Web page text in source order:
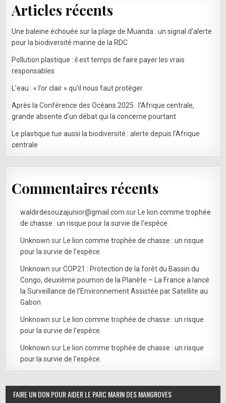
Articles récents
Une baleine échouée sur la plage de Muanda : un signal d’alerte
pour la biodiversité marine de la RDC
Pollution plastique : il est temps de faire payer les vrais
responsables
L’eau : « l’or clair » qu’il nous faut protéger
Après la Conférence des Océans 2025 : l’Afrique centrale,
grande absente d’un débat qui la concerne pourtant
Le plastique tue aussi la biodiversité : alerte depuis l’Afrique
centrale
Commentaires récents
waldirdesouzajunior@gmail.com sur Le lion comme trophée
de chasse : un risque pour la survie de l’espèce.
Unknown sur Le lion comme trophée de chasse : un risque
pour la survie de l’espèce.
Unknown surCOP21 : Protection de la forêt du Bassin du
Congo, deuxième poumon de la Planète – La France a lancé
la Surveillance de l’Environnement Assistée par Satellite au
Gabon
Unknown sur Le lion comme trophée de chasse : un risque
pour la survie de l’espèce.
Unknown sur Le lion comme trophée de chasse : un risque
pour la survie de l’espèce.
FAIRE UN DON POUR AIDER LE PARC MARIN DES MANGROVES